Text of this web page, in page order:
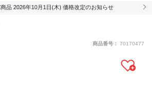
品 2026年10月1日(木) 価格改定のお知らせ
商品番号： 70170477